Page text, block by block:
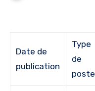
Date de
publication
Type
de
poste